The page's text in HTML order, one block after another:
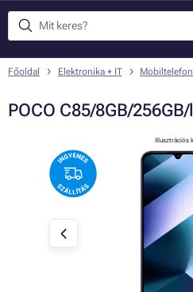
Főoldal Elektronika + IT
POCO C85/8GB/
Illusztrációs